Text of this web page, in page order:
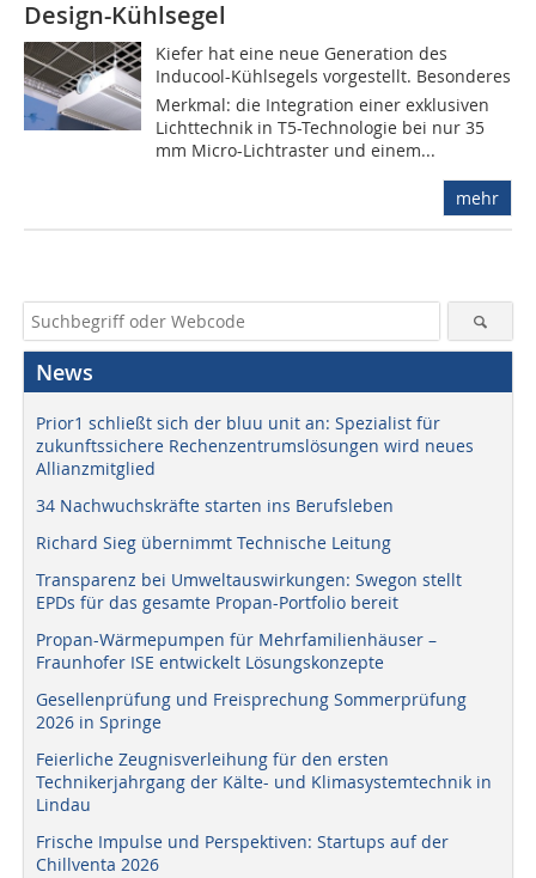
Design-Kühlsegel
Kiefer hat eine neue Generation des
Inducool-Kühlsegels vorgestellt. Besonderes
Merkmal: die Integration einer exklusiven
Lichttechnik in T5-Technologie bei nur 35
mm Micro-Lichtraster und einem...
mehr
News
Prior1 schließt sich der bluu unit an: Spezialist für
zukunftssichere Rechenzentrumslösungen wird neues
Allianzmitglied
34 Nachwuchskräfte starten ins Berufsleben
Richard Sieg übernimmt Technische Leitung
Transparenz bei Umweltauswirkungen: Swegon stellt
EPDs für das gesamte Propan-Portfolio bereit
Propan-Wärmepumpen für Mehrfamilienhäuser –
Fraunhofer ISE entwickelt Lösungskonzepte
Gesellenprüfung und Freisprechung Sommerprüfung
2026 in Springe
Feierliche Zeugnisverleihung für den ersten
Technikerjahrgang der Kälte- und Klimasystemtechnik in
Lindau
Frische Impulse und Perspektiven: Startups auf der
Chillventa 2026